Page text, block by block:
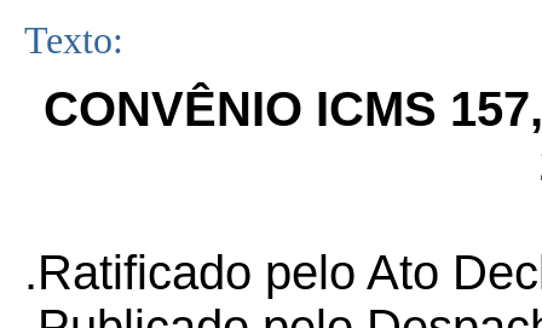
Texto:
CONVÊNIO ICMS
.Ratificado pelo Ato